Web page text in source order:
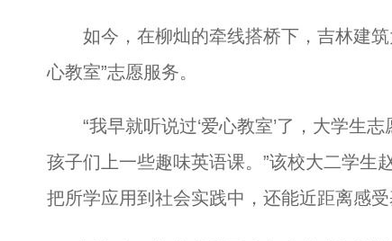
如今，在柳灿的牵线搭桥下，吉林建筑
心教室”志愿服务。
“我早就听说过‘爱心教室’了，大学生志
孩子们上一些趣味英语课。”该校大二学生
把所学应用到社会实践中，还能近距离感受